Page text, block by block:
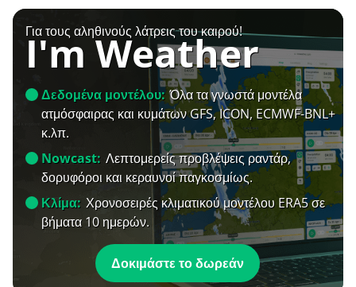
Για τους αληθινούς λάτρεις του καιρού!
I'm Weather
Δεδομένα μοντέλου: Όλα τα γνωστά μοντέλα
ατμόσφαιρας και κυμάτων GFS, ICON, ECMWF-BNL+
κ.λπ.
Nowcast: Λεπτομερείς προβλέψεις ραντάρ,
δορυφόροι και κεραυνοί παγκοσμίως.
Κλίμα: Χρονοσειρές κλιματικού μοντέλου ERA5 σε
βήματα 10 ημερών.
Δοκιμάστε το δωρεάν